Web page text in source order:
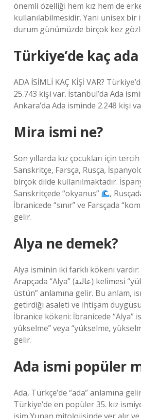
önemli özelliği hem kız hem de
kullanılabilmesidir. Yani unisex bir
durum günümüzde birçok kez
Türkiye’de kaç
ADA İSİMLİ KAÇ KİŞİ VAR?
25.743 kişi var. İstanbul’da Ada
Ankara’da Ada isminde 2.248 kişi
Mira ismi ne?
Son yıllarda kız çocukları için
Sanskritçe, Farsça, Rusça,
birçok dilde kullanılmaktadır.
Sanskritçede “okyanus”
,
İbranicede “sınır” ve Farsçada
gelir.
Alya ne demek?
Alya isminin iki farklı kökeni
Arapçada “Alya” (عالية) kelimesi “yüksek, yüce,
üstün” anlamına gelir. Bu anlam,
getirdiği asaleti ve ihtişam
İbranice kökeni: İbranicede “Alya”
yükselme” veya “yükselme,
gelir.
Ada ismi popüler
Ada, Türkçe’de “ada” anlamına
Türkiye’de en popüler 35. kız